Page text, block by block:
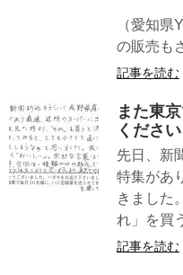
（愛知
の販売も
記事を読む
また東
ください
先日、新
特集があ
きました
れ」を買
記事を読む